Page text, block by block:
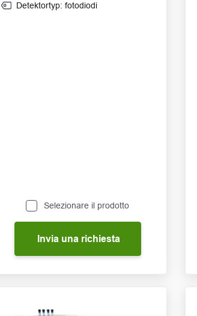
Detektortyp: fotodiodi
Selezionare il prodotto
Invia una richiesta